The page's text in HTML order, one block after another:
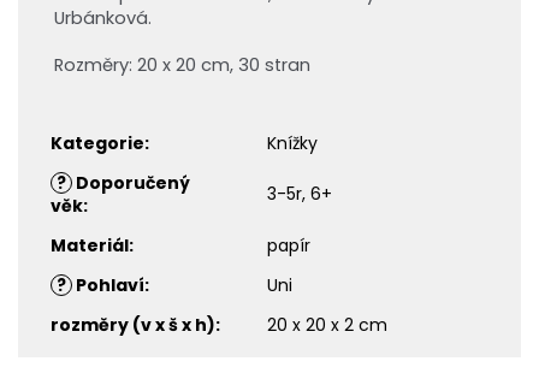
Urbánková.
Rozměry: 20 x 20 cm, 30 stran
Kategorie:
Knížky
? Doporučený
věk: 3-5r, 6+
Materiál:
papír
? Pohlaví:
Uni
rozměry (v x š x h): 20 x 20 x 2 cm